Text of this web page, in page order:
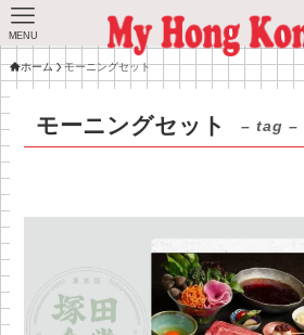
MENU
ホーム モーニングセット
モーニングセット – tag –